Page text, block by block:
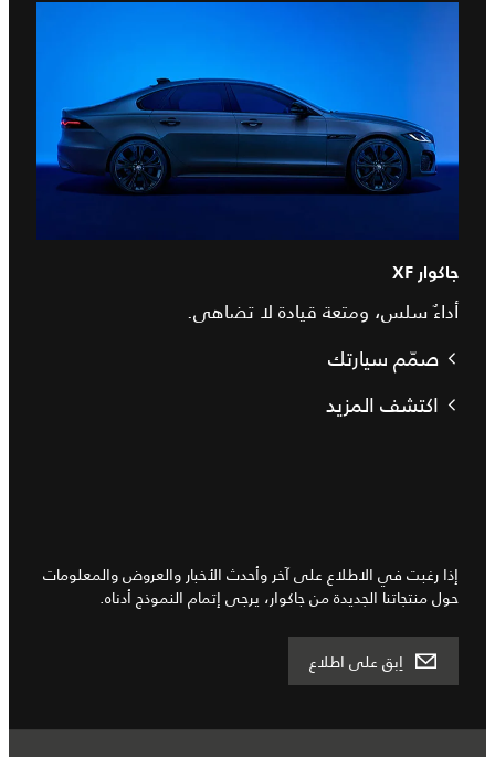
جاكوار XF
أداءٌ سلس، ومتعة قيادة لا تضاهى.
صمّم سيارتك
اكتشف المزيد
إذا رغبت في الاطلاع على آخر وأحدث الأخبار والعروض والمعلومات
حول منتجاتنا الجديدة من جاكوار، يرجى إتمام النموذج أدناه.
اِبق على اطلاع